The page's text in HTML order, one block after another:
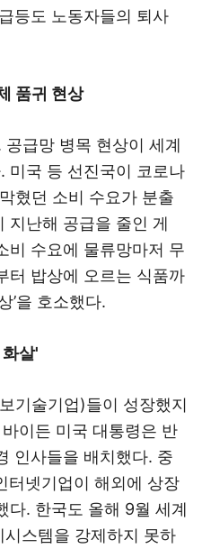
등도 노동자들의 퇴사
품귀 현상
급망 병목 현상이 세계
미국 등 선진국이 코로나
혔던 소비 수요가 분출
지난해 공급을 줄인 게
비 수요에 물류망마저 무
터 밥상에 오르는 식품까
’을 호소했다.
살'
기술기업)들이 성장했지
이든 미국 대통령은 반
인사들을 배치했다. 중
터넷기업이 해외에 상장
다. 한국도 올해 9월 세계
스템을 강제하지 못하